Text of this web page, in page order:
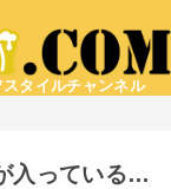
タイルチャンネル
入っている…